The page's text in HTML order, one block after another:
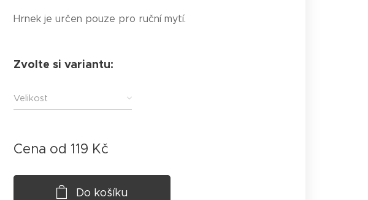
Hrnek je určen pouze pro ruční mytí.
Zvolte si variantu:
Velikost
Cena od119 Kč
Do košíku